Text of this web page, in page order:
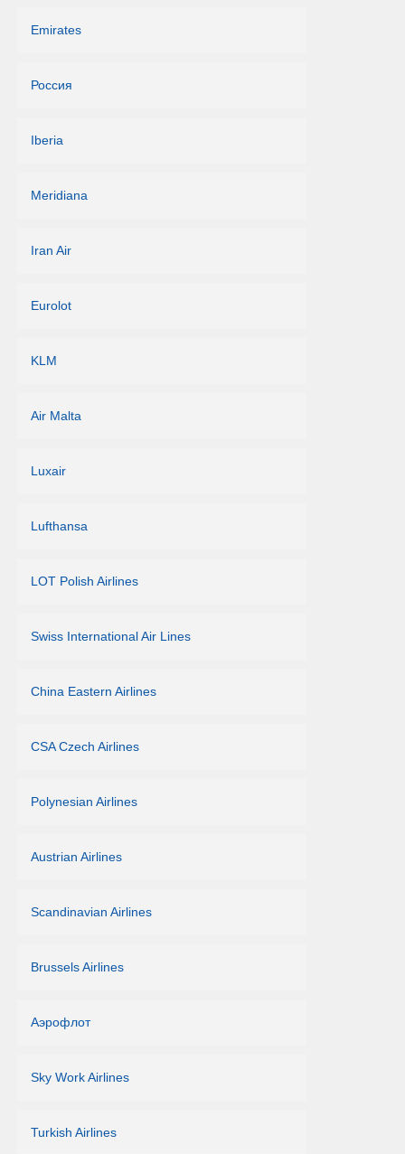
Emirates
Россия
Iberia
Meridiana
Iran Air
Eurolot
KLM
Air Malta
Luxair
Lufthansa
LOT Polish Airlines
Swiss International Air Lines
China Eastern Airlines
CSA Czech Airlines
Polynesian Airlines
Austrian Airlines
Scandinavian Airlines
Brussels Airlines
Аэрофлот
Sky Work Airlines
Turkish Airlines